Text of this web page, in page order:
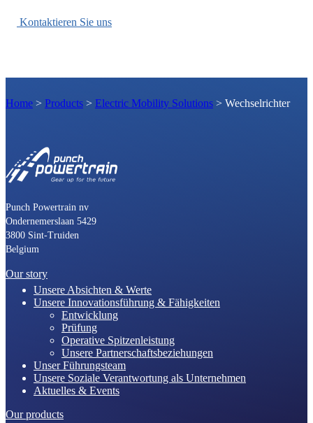
Kontaktieren Sie uns
Home > Products > Electric Mobility Solutions > Wechselrichter
Punch Powertrain nv
Ondernemerslaan 5429
3800 Sint-Truiden
Belgium
Our story
Unsere Absichten & Werte
Unsere Innovationsführung & Fähigkeiten
Entwicklung
Prüfung
Operative Spitzenleistung
Unsere Partnerschaftsbeziehungen
Unser Führungsteam
Unsere Soziale Verantwortung als Unternehmen
Aktuelles & Events
Our products